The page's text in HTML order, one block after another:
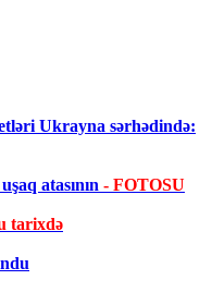
Ukrayna sərhədində:
atasının - FOTOSU
tarixdə